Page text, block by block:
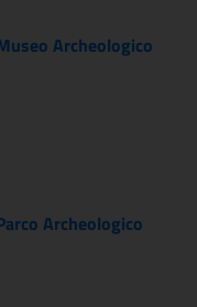
Archeologico
Archeologico